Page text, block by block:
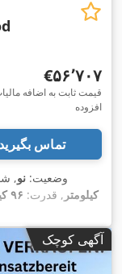
‎€۵۶٬۷۰۷
قیمت ثابت به اضافه
افزوده
تماس بگیرید
وضعیت: نو,
کیلومتر , قدرت: ۹۶ کیلووات (۱۳۰٫۵۲ اسب بخار)
۳٬۵۰۰ کیلوگرم
,
۱۹۶ گرم/کیلومتر,
چرخ‌دنده:مکانیکی,
آگهی کوچک